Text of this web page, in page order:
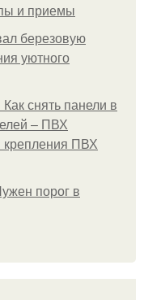
и приемы
березовую
уютного
снять панели в
– ПВХ
ПВХ
порог в